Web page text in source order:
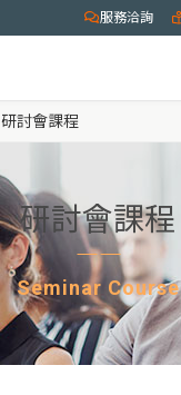
服務洽詢
研討會課程
研討會課程
Seminar Course